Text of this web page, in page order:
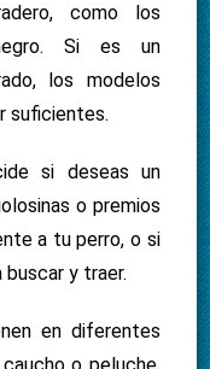
como los
Si es un
los modelos
suficientes.
si deseas un
o premios
a tu perro, o si
buscar y traer.
en diferentes